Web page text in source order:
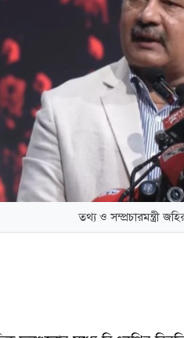
তথ্য ও সম্প্রচারমন্ত্রী